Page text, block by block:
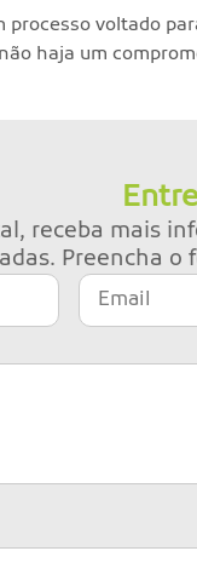
processo voltado
haja um
receba mais
Preencha